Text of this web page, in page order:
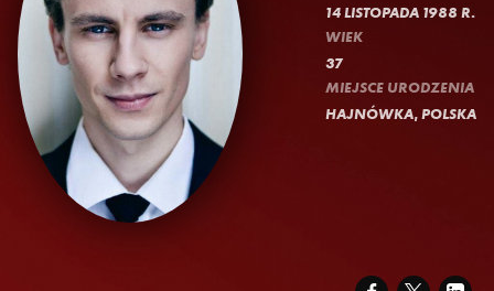
14 LISTOPADA 1988 R.
WIEK
37
MIEJSCE URODZENIA
HAJNÓWKA, POLSKA